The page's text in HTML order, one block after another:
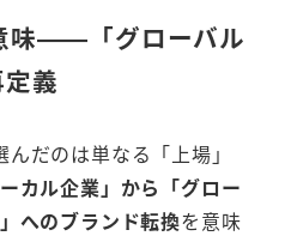
味——「グローバル
義
だのは単なる「上場」
ーカル企業」から「グロー
へのブランド転換を意味